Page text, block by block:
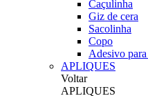
Caçulinha
Giz de cera
Sacolinha
Copo
Adesivo
APLIQUES
Voltar
APLIQUES